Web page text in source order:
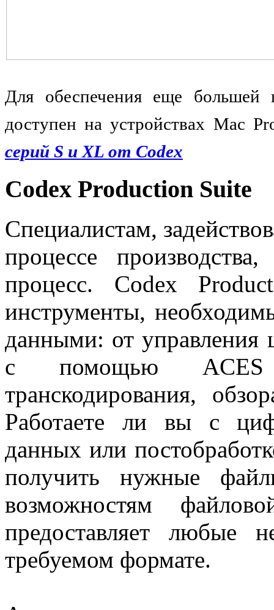
Для обеспечения еще большей
доступен на устройствах Mac
серий S и XL от Codex
Codex Production Suite
Специалистам,
процессе
процесс. Codex
инструменты,
данными: от управления
с помощью ACES
транскодирования,
Работаете ли вы с
данных или
получить нужные
возможностям
предоставляет любые
требуемом формате.